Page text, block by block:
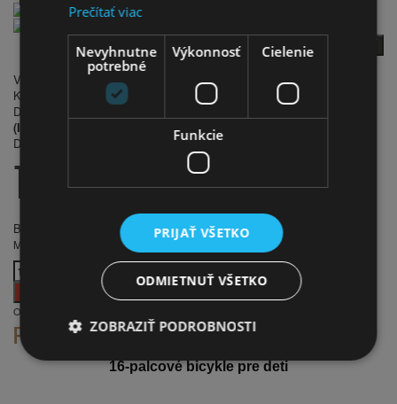
Počet hodnotení: 0|Napísať recenziu
Výrobca:
Fuzlu
Kód produktu:
ROW2165
Dostupnosť:
(Ihneď k odberu na predajni v Tvrdošíne)
Dodacia lehota:
Objednávku do 14:00 posielame v ten istý deň
139.00€
Bez DPH:
Množstvo
Obľúbené
POPIS RECENZIE (0)
16-palcové bicykle pre deti
Prečítať viac
Nevyhnutne
potrebné
Výkonnosť Cielenie
Funkcie
PRIJAŤ VŠETKO
ODMIETNUŤ VŠETKO
ZOBRAZIŤ PODROBNOSTI